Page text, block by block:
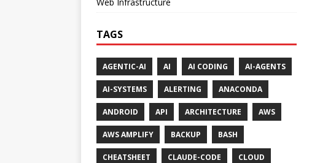
TAGS
AGENTIC-AI AI AI CODING AI-AGENTS
AI-SYSTEMS ALERTING ANACONDA
ANDROID API ARCHITECTURE AWS
AWS AMPLIFY BACKUP BASH
CHEATSHEET CLAUDE-CODE CLOUD